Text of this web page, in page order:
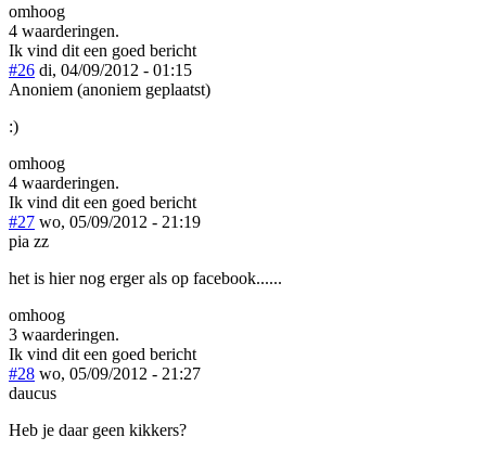
omhoog
4 waarderingen.
Ik vind dit een goed bericht
#26 di, 04/09/2012 - 01:15
Anoniem (anoniem geplaatst)
:)
omhoog
4 waarderingen.
Ik vind dit een goed bericht
#27 wo, 05/09/2012 - 21:19
pia zz
het is hier nog erger als op facebook......
omhoog
3 waarderingen.
Ik vind dit een goed bericht
#28 wo, 05/09/2012 - 21:27
daucus
Heb je daar geen kikkers?